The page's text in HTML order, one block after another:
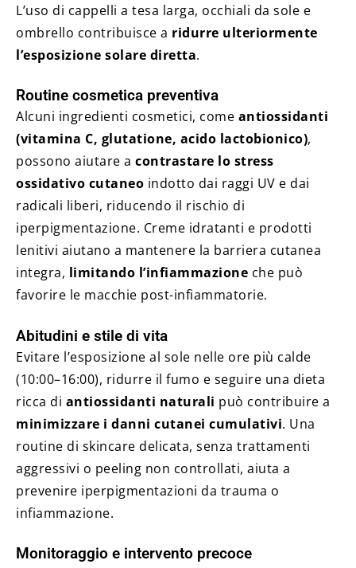
L’uso di cappelli a tesa larga, occhiali da sole e
ombrello contribuisce a ridurre ulteriormente
l’esposizione solare diretta.
Routine cosmetica preventiva
Alcuni ingredienti cosmetici, come antiossidanti
(vitamina C, glutatione, acido lactobionico),
possono aiutare a contrastare lo stress
ossidativo cutaneo indotto dai raggi UV e dai
radicali liberi, riducendo il rischio di
iperpigmentazione. Creme idratanti e prodotti
lenitivi aiutano a mantenere la barriera cutanea
integra, limitando l’infiammazione che può
favorire le macchie post-infiammatorie.
Abitudini e stile di vita
Evitare l’esposizione al sole nelle ore più calde
(10:00–16:00), ridurre il fumo e seguire una dieta
ricca di antiossidanti naturali può contribuire a
minimizzare i danni cutanei cumulativi. Una
routine di skincare delicata, senza trattamenti
aggressivi o peeling non controllati, aiuta a
prevenire iperpigmentazioni da trauma o
infiammazione.
Monitoraggio e intervento precoce